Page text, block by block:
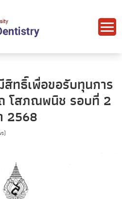
ทธิ์เพื่อขอรับทุนการ
โสภณพนิช รอบที่ 2
2568